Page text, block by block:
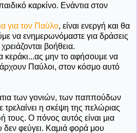
καρκίνο. Ενάντια στον
για τον Παύλο, είναι ενεργή και θα
να ενημερωνόμαστε για δράσεις
βοήθεια.
μην το αφήσουμε να
Παύλοι, στον κόσμο αυτό
των γονιών, των παππούδων
η σκέψη της πελώριας
τους. Ο πόνος αυτός είναι μια
δεν φεύγει. Καμιά φορά μου